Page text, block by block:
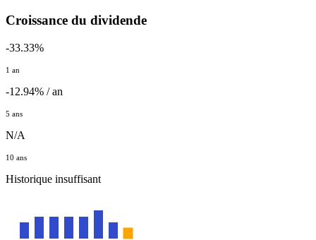
Croissance du dividende
-33.33%
1 an
-12.94% / an
5 ans
N/A
10 ans
Historique insuffisant